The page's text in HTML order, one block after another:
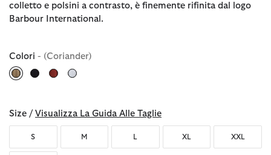
colletto e polsini a contrasto, è finemente rifinita dal logo
Barbour International.
Colori - (Coriander)
Size / Visualizza La Guida Alle Taglie
S M L XL XXL